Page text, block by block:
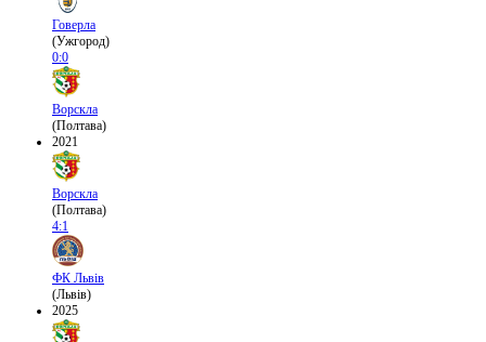
Говерла
(Ужгород)
0:0
Ворскла
(Полтава)
2021
Ворскла
(Полтава)
4:1
ФК Львів
(Львів)
2025